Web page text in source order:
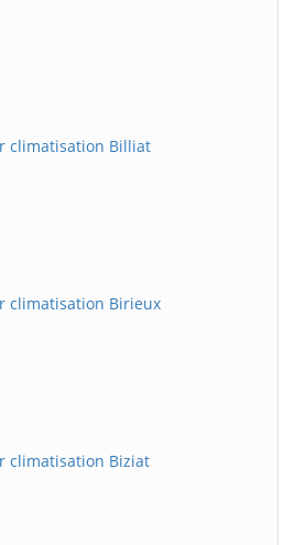
climatisation Billiat
climatisation Birieux
climatisation Biziat